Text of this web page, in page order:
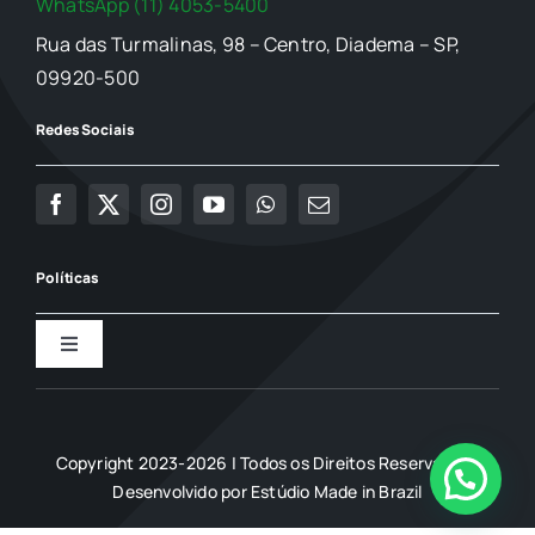
Rua das Turmalinas, 98 – Centro, Diadema – SP,
09920-500
Redes Sociais
Políticas
Toggle
Navigation
Termo de uso
Copyright 2023-2026 | Todos os Direitos Reservados |
Desenvolvido por Estúdio Made in Brazil